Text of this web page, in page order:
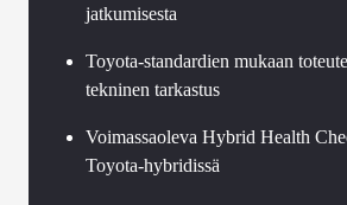
jatkumisesta
Toyota-standardien mukaan
tekninen tarkastus
Voimassaoleva Hybrid Health
Toyota-hybridissä